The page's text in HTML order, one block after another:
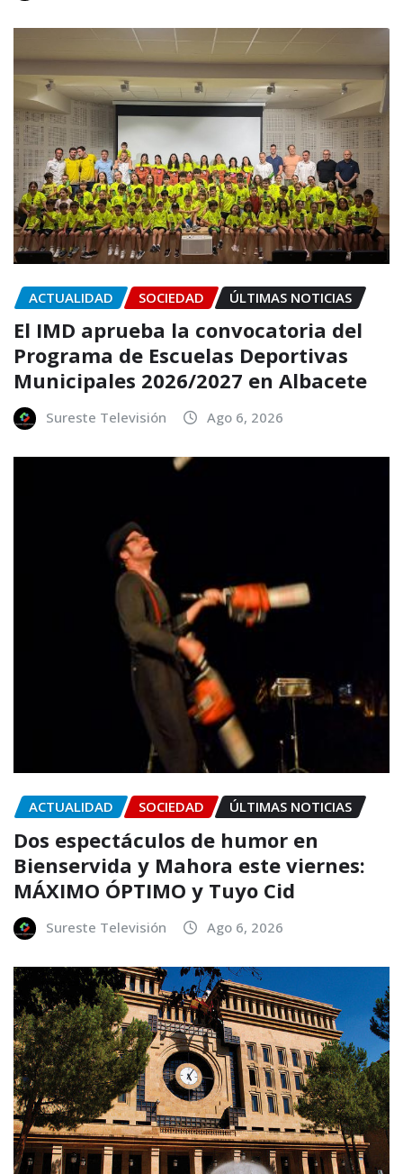
ACTUALIDAD SOCIEDAD ÚLTIMAS NOTICIAS
El IMD aprueba la convocatoria del
Programa de Escuelas Deportivas
Municipales 2026/2027 en Albacete
Sureste Televisión Ago 6, 2026
ACTUALIDAD SOCIEDAD ÚLTIMAS NOTICIAS
Dos espectáculos de humor en
Bienservida y Mahora este viernes:
MÁXIMO ÓPTIMO y Tuyo Cid
Sureste Televisión Ago 6, 2026